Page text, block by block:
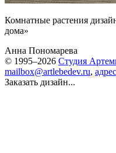
Комнатные растения
дома»
Анна Пономарева
© 1995–2026 Студия
mailbox@artlebedev.ru,
Заказать дизайн...